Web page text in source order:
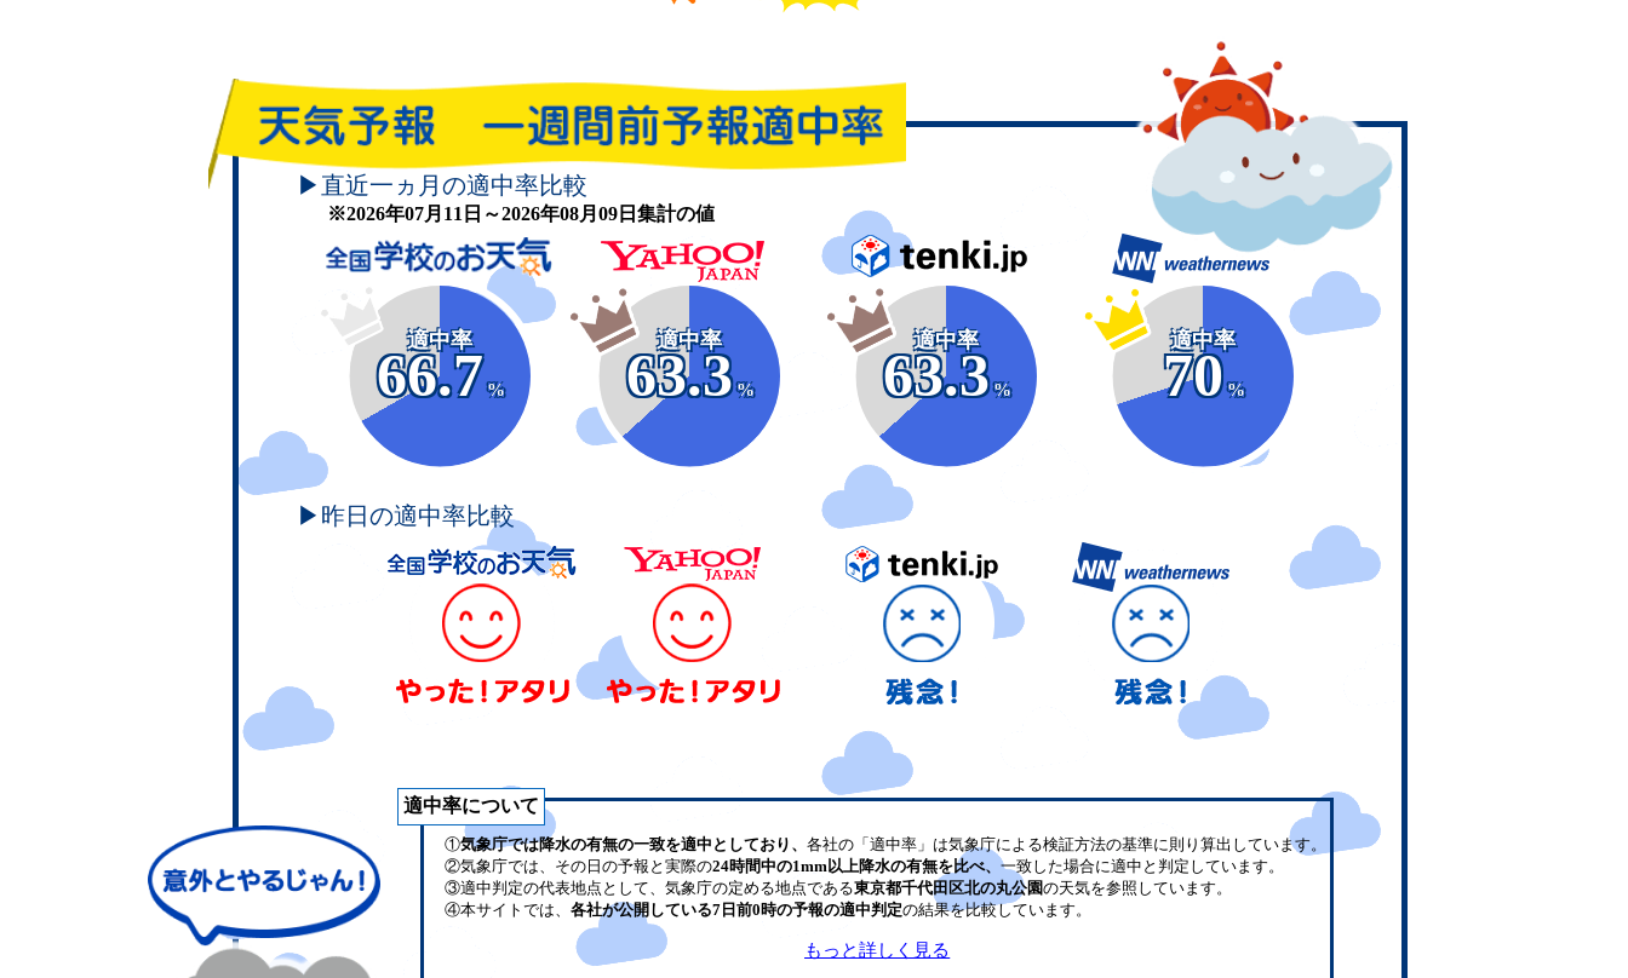
▶直近一ヵ月の適中率比較
※2026年07月11日～2026年08月09日集計の値
適中率
66.7
%
適中率
63.3
%
適中率
63.3
%
適中率
70
%
▶昨日の適中率比較
適中率について
①気象庁では降水の有無の一致を適中としており、 各社の「適中率」は気象庁による検証方法の基準に則り算出しています。
②気象庁では、その日の予報と実際の24時間中の1mm以上降水の有無を比べ、 一致した場合に適中と判定しています。
③適中判定の代表地点として、気象庁の定める地点である東京都千代田区北の丸公園の天気を参照しています。
④本サイトでは、 各社が公開している7日前0時の予報の適中判定の結果を比較しています。
もっと詳しく見る